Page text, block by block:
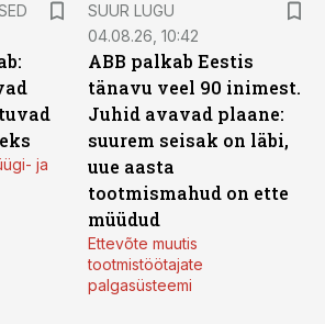
ja
SUUR LUGU
04.08.26, 10:42
ABB palkab Eestis
tänavu veel 90 inimest.
Juhid avavad plaane:
suurem seisak on läbi,
uue aasta
tootmismahud on ette
müüdud
Ettevõte muutis
tootmistöötajate
palgasüsteemi